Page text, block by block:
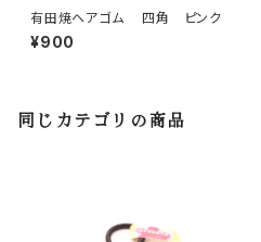
有田焼ヘアゴム 四角 ピンク
¥900
同じカテゴリの商品